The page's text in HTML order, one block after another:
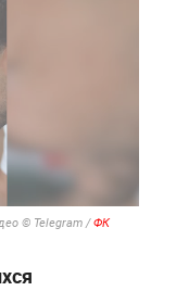
© Telegram /ФК